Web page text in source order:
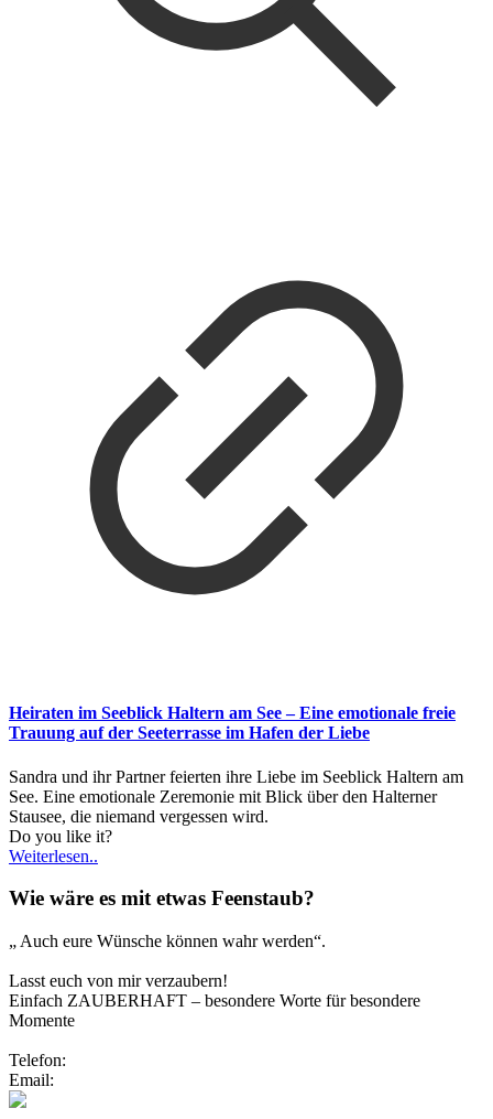
Heiraten im Seeblick Haltern am See – Eine emotionale freie
Trauung auf der Seeterrasse im Hafen der Liebe
Sandra und ihr Partner feierten ihre Liebe im Seeblick Haltern am
See. Eine emotionale Zeremonie mit Blick über den Halterner
Stausee, die niemand vergessen wird.
Do you like it?
Weiterlesen..
Wie wäre es mit etwas Feenstaub?
„ Auch eure Wünsche können wahr werden“.
Lasst euch von mir verzaubern!
Einfach ZAUBERHAFT – besondere Worte für besondere
Momente
Telefon:
Email: